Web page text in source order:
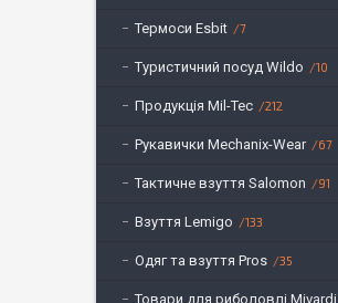
Термоси Esbit 7
Туристичний посуд Wildo 10
Продукція Mil-Tec 212
Рукавички Mechanix-Wear 67
Тактичне взуття Salomon 91
Взуття Lemigo 133
Одяг та взуття Pros 35
Товари для риболовлі Mivardi